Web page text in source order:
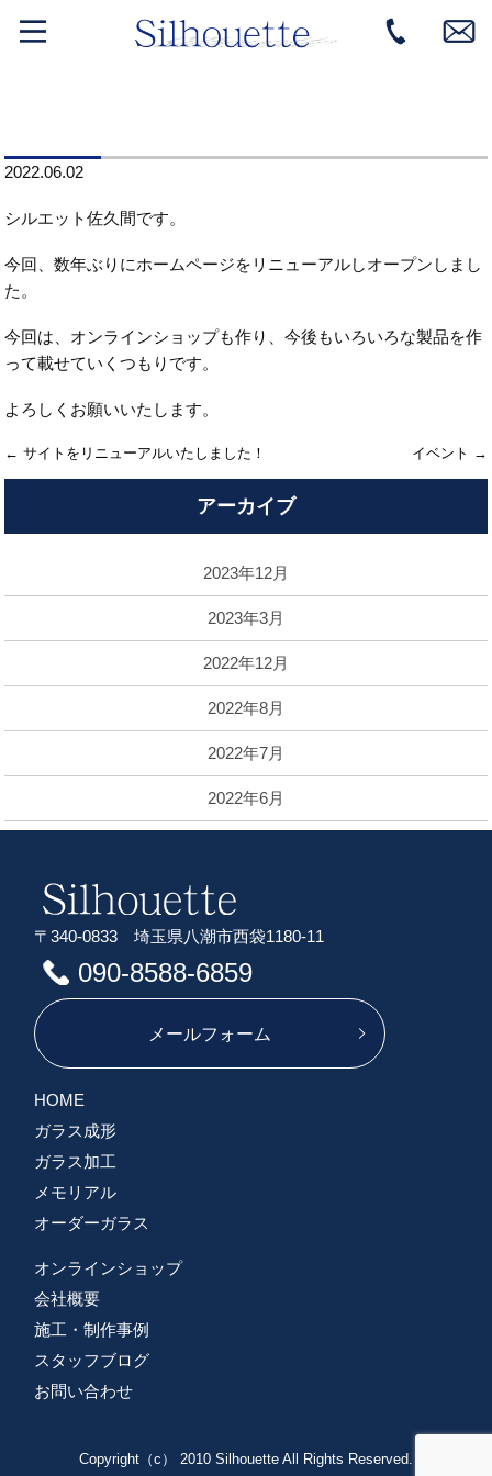
2022.06.02
シルエット佐久間です。
今回、数年ぶりにホームページをリニューアルしオープンしまし
た。
今回は、オンラインショップも作り、今後もいろいろな製品を作
って載せていくつもりです。
よろしくお願いいたします。
←サイトをリニューアルいたしました！ イベント →
アーカイブ
2023年12月
2023年3月
2022年12月
2022年8月
2022年7月
2022年6月
〒340-0833 埼玉県八潮市西袋1180-11
090-8588-6859
メールフォーム
HOME
ガラス成形
ガラス加工
メモリアル
オーダーガラス
オンラインショップ
会社概要
施工・制作事例
スタッフブログ
お問い合わせ
Copyright（c） 2010 Silhouette All Rights Reserved.